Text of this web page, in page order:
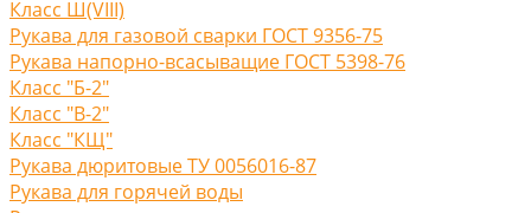
Класс Ш(VIII)
Рукава для газовой сварки ГОСТ 9356-75
Рукава напорно-всасыващие ГОСТ 5398-76
Класс "Б-2"
Класс "В-2"
Класс "КЩ"
Рукава дюритовые ТУ 0056016-87
Рукава для горячей воды